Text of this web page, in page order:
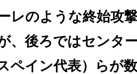
レのような終始攻
、後ろではセンタ
ペイン代表）らが